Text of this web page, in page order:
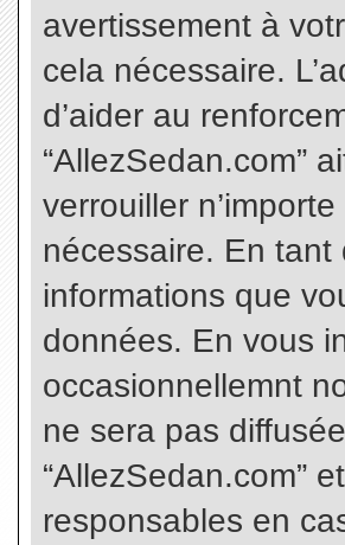
avertissement à
cela nécessaire.
d’aider au
“AllezSedan.com”
verrouiller
nécessaire. En tant
informations que
données. En vous
occasionnellemnt
ne sera pas
“AllezSedan.com”
responsables en